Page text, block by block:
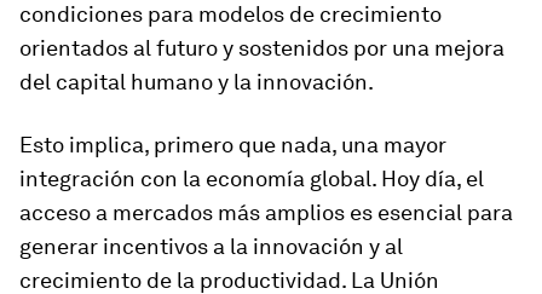
condiciones para modelos de crecimiento
orientados al futuro y sostenidos por una mejora
del capital humano y la innovación.
Esto implica, primero que nada, una mayor
integración con la economía global. Hoy día, el
acceso a mercados más amplios es esencial para
generar incentivos a la innovación y al
crecimiento de la productividad. La Unión